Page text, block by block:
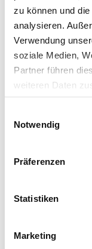
zu können und
analysieren.
Verwendung
soziale Medien,
Partner führen
weiteren Daten
haben oder die
Notwendig
Präferenzen
Statistiken
Marketing
* Pflichtfeld